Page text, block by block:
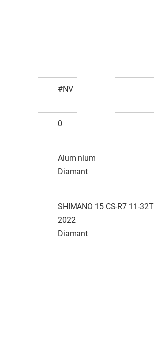
#NV
0
Aluminium
Diamant
SHIMANO 15 CS-R7 11-32T
2022
Diamant